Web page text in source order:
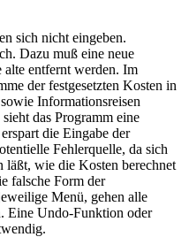
sich nicht eingeben.
Dazu muß eine neue
alte entfernt werden. Im
der festgesetzten Kosten in
Informationsreisen
das Programm eine
die Eingabe der
Fehlerquelle, da sich
läßt, wie die Kosten berechnet
falsche Form der
Menü, gehen alle
Eine Undo-Funktion oder